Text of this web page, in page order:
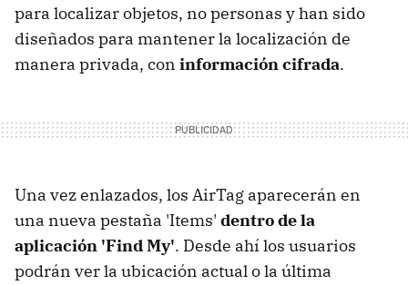
para localizar objetos, no personas y han sido
diseñados para mantener la localización de
manera privada, con información cifrada.
Una vez enlazados, los AirTag aparecerán en
una nueva pestaña 'Items' dentro de la
aplicación 'Find My'. Desde ahí los usuarios
podrán ver la ubicación actual o la última